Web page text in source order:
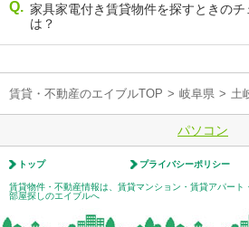
家具家電付き賃貸物件を探すときのチ
は？
賃貸・不動産のエイブルTOP > 岐阜県 > 土
パソコン
トップ プライバシーポリシー
賃貸物件・不動産情報は、賃貸マンション・賃貸アパー
部屋探しのエイブルへ